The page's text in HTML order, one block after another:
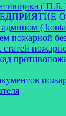
( П.Б.
админом (
пожарной